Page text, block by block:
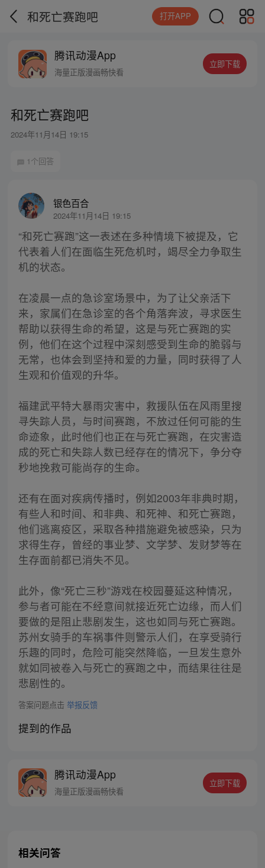
和死亡赛跑吧 打开APP
腾讯动漫App
海量正版漫画畅快看
立即下载
和死亡赛跑吧
2024年11月14日 19:15
1个回答
银色百合
2024年11月14日 19:15
“和死亡赛跑”这一表述在多种情境下被提及，它
代表着人们在面临生死危机时，竭尽全力争取生
机的状态。
在凌晨一点的急诊室场景中，为了让父亲活下
来，家属们在急诊室的各个角落奔波，寻求医生
帮助以获得生命的希望，这是与死亡赛跑的实
例，他们在这个过程中深刻感受到生命的脆弱与
无常，也体会到坚持和爱的力量，同时获得了人
生观和价值观的升华。
福建武平特大暴雨灾害中，救援队伍在风雨里搜
寻失踪人员，与时间赛跑，不放过任何可能的生
命迹象，此时他们也正在与死亡赛跑，在灾害造
成的死亡和失踪人数已经存在的情况下，争分夺
秒地挽救可能尚存的生命。
还有在面对疾病传播时，例如2003年非典时期，
有些人和时间、和非典、和死神、和死亡赛跑，
他们逃离疫区，采取各种措施避免被感染，只为
求得生存，曾经的事业梦、文学梦、发财梦等在
生存面前都已消失不见。
此外，像“死亡三秒”游戏在校园蔓延这种情况，
参与者可能在不经意间就接近死亡边缘，而人们
要做的是阻止悲剧发生，这也如同与死亡赛跑。
苏州女骑手的车祸事件则警示人们，在享受骑行
乐趣的同时，危险可能突然降临，一旦发生意外
就如同被卷入与死亡的赛跑之中，而结果往往是
悲剧性的。
答案问题点击 举报反馈
提到的作品
腾讯动漫App
海量正版漫画畅快看
立即下载
相关问答